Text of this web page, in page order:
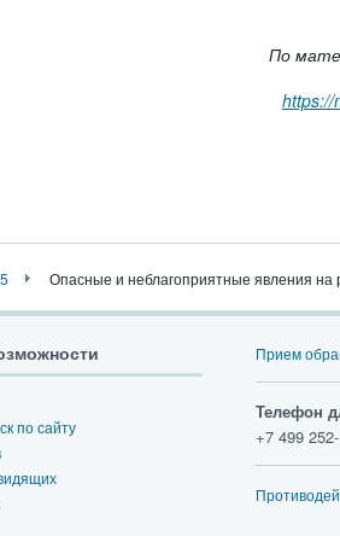
По
https://
Опасные и неблагоприятные явления на
по сайту
Прием
Телефон
+7 499